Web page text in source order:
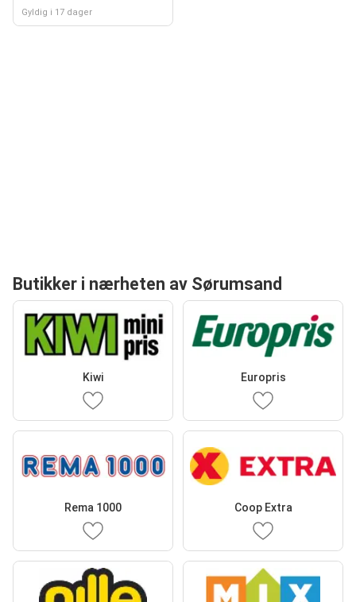
Gyldig i 17 dager
Butikker i nærheten av Sørumsand
Kiwi Europris
Rema 1000 Coop Extra